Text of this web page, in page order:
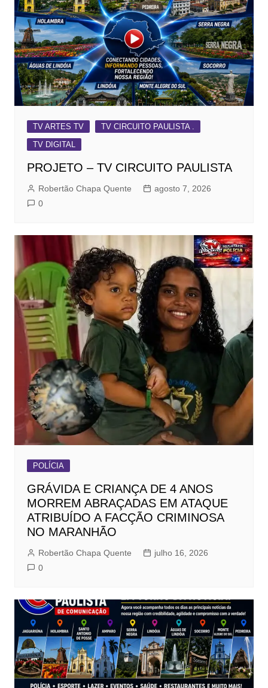
TV ARTES TV
TV CIRCUITO PAULISTA .
TV DIGITAL
PROJETO – TV CIRCUITO PAULISTA
Robertão Chapa Quente
agosto 7, 2026
0
POLÍCIA
GRÁVIDA E CRIANÇA DE 4 ANOS
MORREM ABRAÇADAS EM ATAQUE
ATRIBUÍDO A FACÇÃO CRIMINOSA
NO MARANHÃO
Robertão Chapa Quente
julho 16, 2026
0